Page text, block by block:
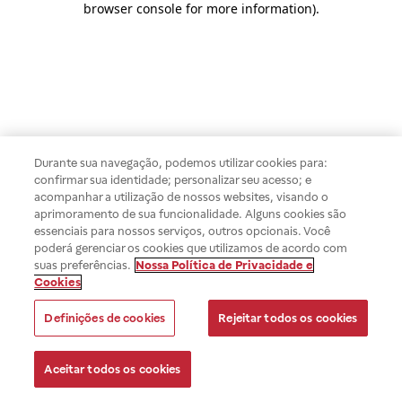
browser console for more information).
Durante sua navegação, podemos utilizar cookies para:
confirmar sua identidade; personalizar seu acesso; e
acompanhar a utilização de nossos websites, visando o
aprimoramento de sua funcionalidade. Alguns cookies são
essenciais para nossos serviços, outros opcionais. Você
poderá gerenciar os cookies que utilizamos de acordo com
suas preferências. Nossa Política de Privacidade e
Cookies
Definições de cookies Rejeitar todos os cookies
Aceitar todos os cookies